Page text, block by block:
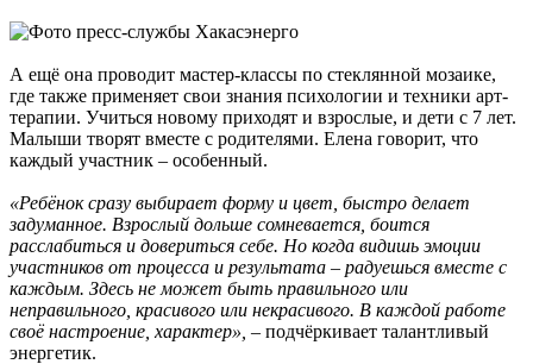
А ещё она проводит мастер-классы по стеклянной мозаике,
где также применяет свои знания психологии и техники арт-
терапии. Учиться новому приходят и взрослые, и дети с 7 лет.
Малыши творят вместе с родителями. Елена говорит, что
каждый участник – особенный.
«Ребёнок сразу выбирает форму и цвет, быстро делает
задуманное. Взрослый дольше сомневается, боится
расслабиться и довериться себе. Но когда видишь эмоции
участников от процесса и результата – радуешься вместе с
каждым. Здесь не может быть правильного или
неправильного, красивого или некрасивого. В каждой работе
своё настроение, характер», – подчёркивает талантливый
энергетик.